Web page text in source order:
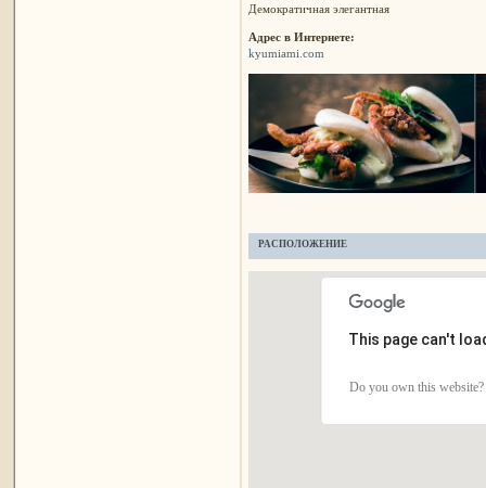
Демократичная элегантная
Адрес в Интернете:
kyumiami.com
РАСПОЛОЖЕНИЕ
This page can't
Do you own this website?